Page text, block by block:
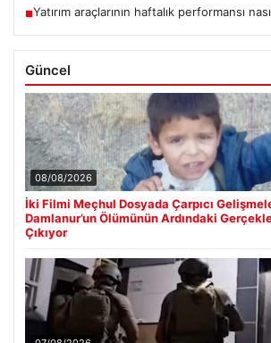
■Yatırım araçlarının haftalık performansı
Güncel
08/08/2026
İki Filmi Meçhul Dosyada Çarpıcı
Damlanur’un Ölümünün Ardındaki
Çıkıyor